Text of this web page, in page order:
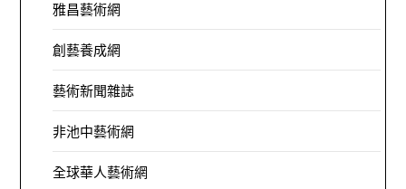
雅昌藝術網
創藝養成網
藝術新聞雜誌
非池中藝術網
全球華人藝術網